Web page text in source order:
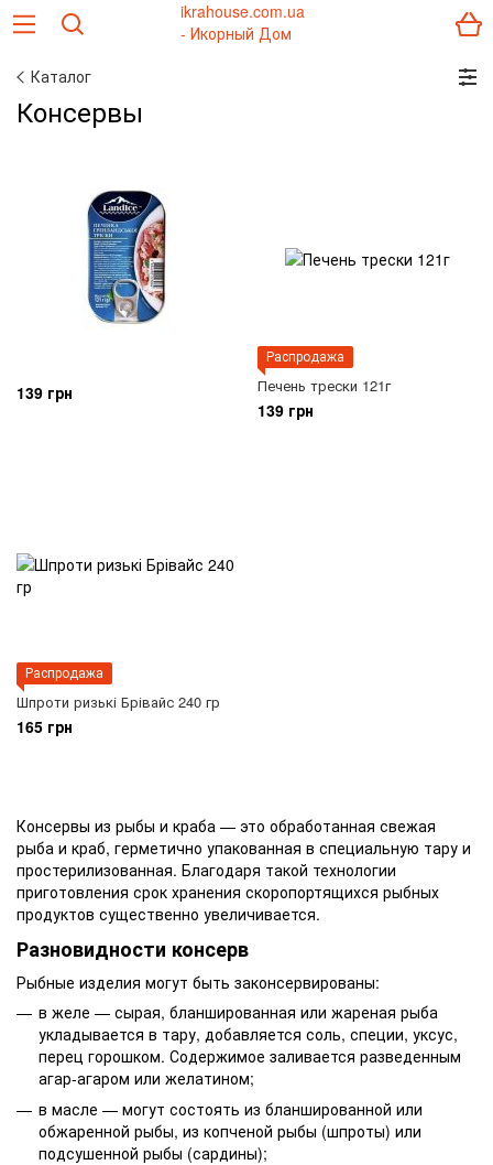
Каталог
Консервы
139 грн
Распродажа
Печень трески 121г
139 грн
Распродажа
Шпроти ризькі Брівайс 240 гр
165 грн
Консервы из рыбы и краба — это обработанная свежая
рыба и краб, герметично упакованная в специальную тару и
простерилизованная. Благодаря такой технологии
приготовления срок хранения скоропортящихся рыбных
продуктов существенно увеличивается.
Разновидности консерв
Рыбные изделия могут быть законсервированы:
в желе — сырая, бланшированная или жареная рыба
укладывается в тару, добавляется соль, специи, уксус,
перец горошком. Содержимое заливается разведенным
агар-агаром или желатином;
в масле — могут состоять из бланшированной или
обжаренной рыбы, из копченой рыбы (шпроты) или
подсушенной рыбы (сардины);